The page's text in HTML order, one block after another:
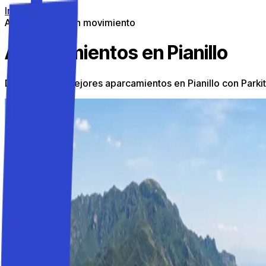
Ir al contenido
Aparcamiento en movimiento
Aparcamientos en Pianillo
Descubre los mejores aparcamientos en Pianillo con